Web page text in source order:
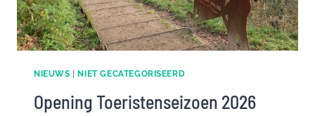
NIEUWS NIET GECATEGORISEERD
Opening Toeristenseizoen 2026